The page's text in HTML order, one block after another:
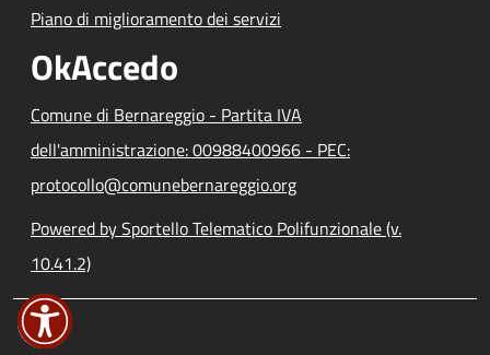
Piano di miglioramento dei servizi
OkAccedo
Comune di Bernareggio - Partita IVA
dell'amministrazione: 00988400966 - PEC:
protocollo@comunebernareggio.org
Powered by Sportello Telematico Polifunzionale (v.
10.41.2)